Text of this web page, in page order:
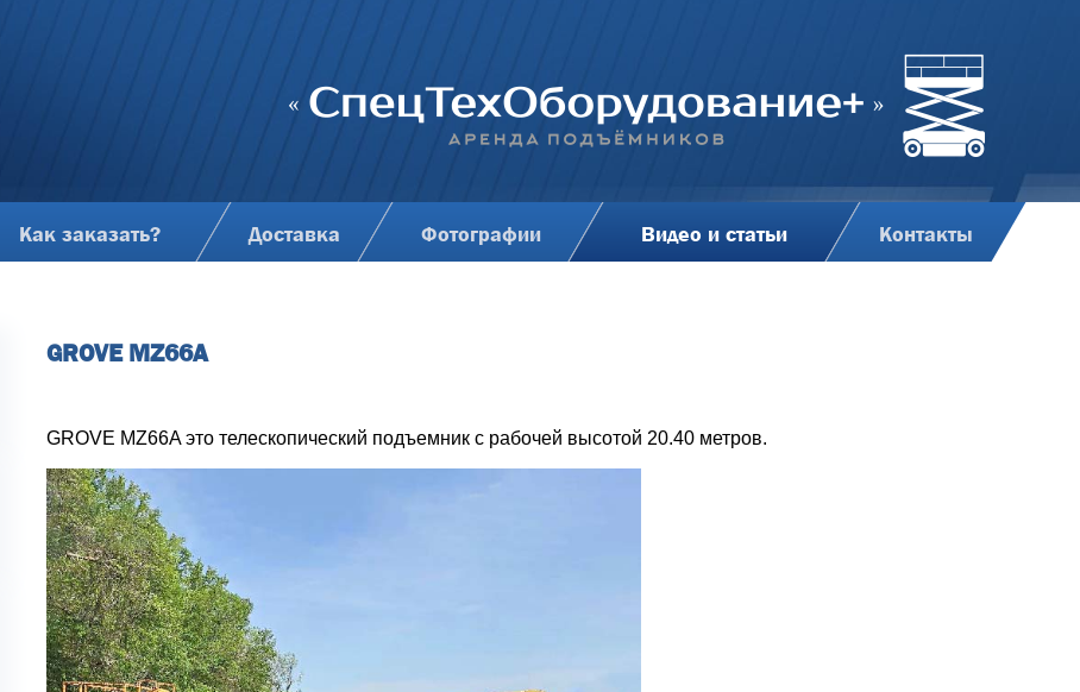
Как заказать? Доставка Фотографии Видео и статьи Контакты
GROVE MZ66A
GROVE MZ66A это телескопический подъемник с рабочей высотой 20.40 метров.